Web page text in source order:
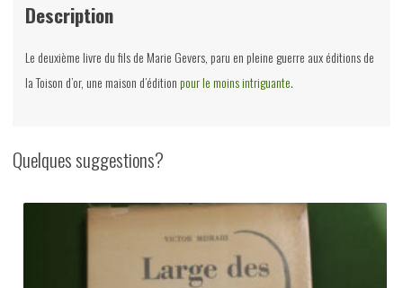
Description
Le deuxième livre du fils de Marie Gevers, paru en pleine guerre aux éditions de
la Toison d’or, une maison d’éditionpour le moins intriguante.
Quelques suggestions?